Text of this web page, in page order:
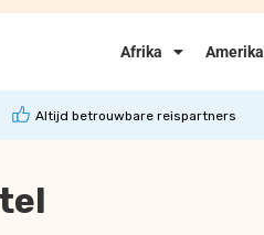
Afrika Amerika
Altijd betrouwbare reispartners